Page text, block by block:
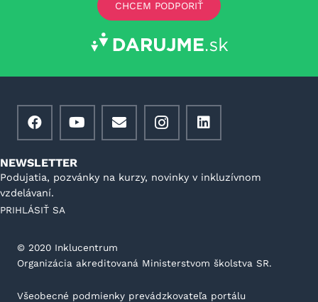
CHCEM PODPORIŤ
NEWSLETTER
Podujatia, pozvánky na kurzy, novinky v inkluzívnom
vzdelávaní.
PRIHLÁSIŤ SA
©️ 2020 Inklucentrum
Organizácia akreditovaná Ministerstvom školstva SR.
Všeobecné podmienky prevádzkovateľa portálu